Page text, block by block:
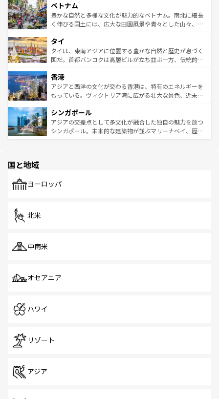
参照してほしい。
容にもいいと評判のスイーツなど、バラエティ豊かな料理
が味わえる。 なお、新着の台湾情報は コンテンツ一覧を参
照してほしい。
き、地方に足を延ばせば四季折々の自然美を楽しむことが
できる。そして、キムチや焼肉、絶品のストリートフード
まで、さまざまな韓国料理が待っている。夜には、韓国な
リティに包まれながら、韓国の多彩な魅力を心ゆくまで味
わってみてほしい。 なお、新着の韓国情報はコンテンツ一
覧を参照してほしい。
ベトナム
豊かな自然と多様な文化が魅力的なベトナム。南北に細長
く伸びる国土には、広大な田園風景や青々とした山々、世
急速な発展と共に伝統が息づく。ハノイの古い町並みやホ
ーチミン市のフランス統治時代の建物も、独特の雰囲気を
醸し出している。また、バラエティの豊かさとおいしさで
とつ。フォーやバインミー、ベトナムコーヒーなどは、ぜ
ひ現地で味わいたい。どの地域を訪れてもあたたかい人々
が旅行者を迎えてくれるので、きっと忘れられない旅にな
参照してほしい。
タイ
タイは、東南アジアに位置する豊かな自然と歴史が息づく
国だ。首都バンコクは高層ビルが立ち並ぶ一方、伝統的な
の活気が交差している。北部ではチェンマイなどの山岳地
帯で自然と触れ合い、南部ではプーケットやクラビの美し
いビーチでリゾート気分を楽しむことができる。タイ料理
激する。気候は一年中温暖で、どの季節にも異なる楽しみ
が待っている。親しみやすいタイの人々、仏教を中心とし
た文化、そして多様な観光資源が、訪れる旅人を魅了し続
香港
アジアと西洋の文化が交わる香港は、特有のエネルギーを
もっている。ヴィクトリア湾に広がる壮大な景色、近未来
み、どこを訪れても感動するはず。観光スポットが密集し
ており、効率よく見どころを回れるのも魅力。息をのむよ
うな絶景から文化的な体験まで、香港を存分に楽しみ尽く
シンガポール
アジアの交差点として多文化が融合した独自の魅力を放つ
シンガポール。未来的な建築物が並ぶマリーナベイ、歴史
で、ホーカーズは地元の風情を楽しめる外せないスポット
国と地域
ヨーロッパ
北米
中南米
オセアニア
ハワイ
リゾート
アジア